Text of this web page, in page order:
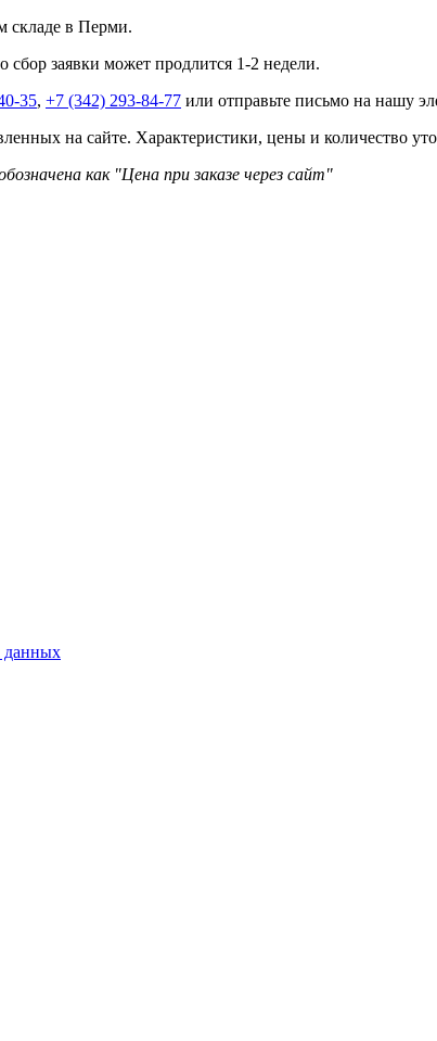
складе в Перми.
сбор заявки может продлится 1-2 недели.
35, +7 (342) 293-84-77 или отправьте письмо на нашу
на сайте. Характеристики, цены и количество
как "Цена при заказе через сайт"
данных